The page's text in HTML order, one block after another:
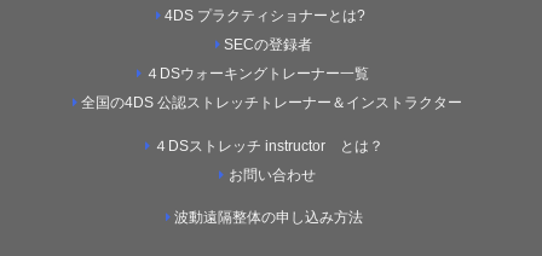
4DS プラクティショナーとは?
SECの登録者
４DSウォーキングトレーナー一覧
全国の4DS 公認ストレッチトレーナー＆インストラクター
４DSストレッチ instructor とは？
お問い合わせ
波動遠隔整体の申し込み方法